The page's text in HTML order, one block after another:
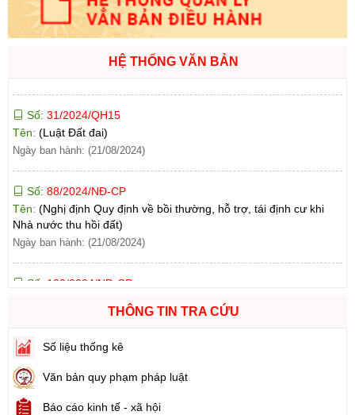
HỆ THỐNG VĂN BẢN
Số:
71/2024/NĐ-CP
Tên:(Nghị định Quy định về giá đất)
Ngày ban hành: (21/08/2024)
Nhà nước thu hồi đất)
Ngày ban hành: (21/08/2024)
Ngày ban hành: (21/08/2024)
Số:103/2024/NĐ-CP
Tên:
Ngày ban hành: (21/08/2024)
THÔNG TIN TRA CỨU
Số liệu thống kê
Văn bản quy phạm pháp luật
Báo cáo kinh tế - xã hội